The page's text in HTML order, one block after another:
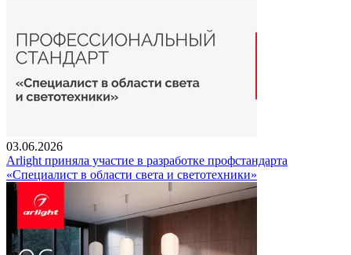
03.06.2026
Arlight приняла участие в разработке профстандарта
«Специалист в области света и светотехники»